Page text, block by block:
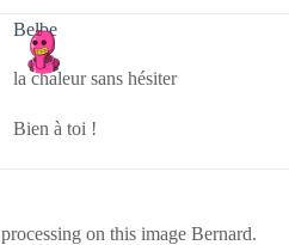
Belbe
la chaleur sans hésiter
Bien à toi !
on this image Bernard.